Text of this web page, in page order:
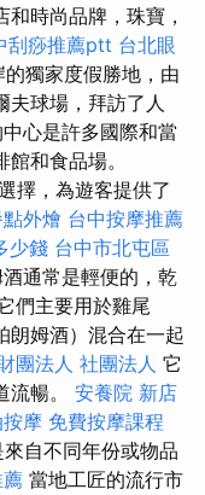
時尚品牌，珠寶，
刮痧推薦ptt 台北眼
獨家度假勝地，由
夫球場，拜訪了人
心是許多國際和當
和食品場。
擇，為遊客提供了
外燴 台中按摩推薦
少錢 台中市北屯區
通常是輕便的，乾
們主要用於雞尾
朗姆酒）混合在一起
團法人 社團法人 它
流暢。 安養院 新店
摩 免費按摩課程
自不同年份或物品
當地工匠的流行市